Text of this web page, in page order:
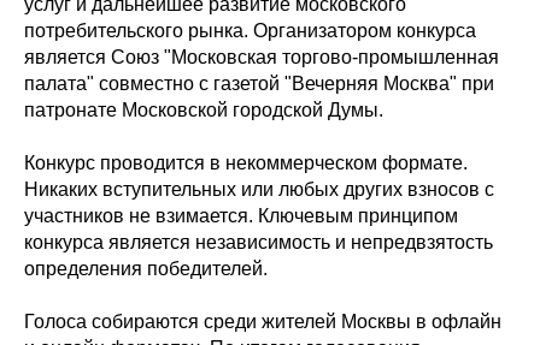
услуг и дальнейшее развитие московского
потребительского рынка. Организатором конкурса
является Союз "Московская торгово-промышленная
палата" совместно с газетой "Вечерняя Москва" при
патронате Московской городской Думы.
Конкурс проводится в некоммерческом формате.
Никаких вступительных или любых других взносов с
участников не взимается. Ключевым принципом
конкурса является независимость и непредвзятость
определения победителей.
Голоса собираются среди жителей Москвы в офлайн